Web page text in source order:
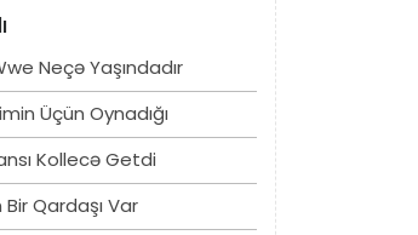
Neçə Yaşındadır
Üçün Oynadığı
Kollecə Getdi
Qardaşı Var